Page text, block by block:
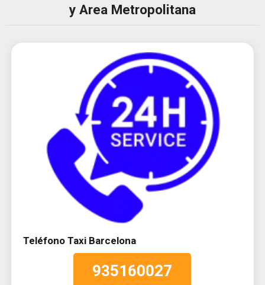
y Area Metropolitana
Teléfono Taxi Barcelona
935160027